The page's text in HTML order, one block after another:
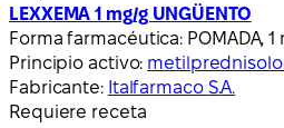
LEXXEMA 1 mg/g UNGÜENTO
Forma farmacéutica: POMADA, 1
Principio activo:
Fabricante: Italfarmaco S.A.
Requiere receta